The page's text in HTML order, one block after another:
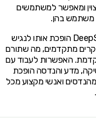
ומאפשר למשתמשים
משתמש בהן.
הגישה הפתוחה והחינמית של DeepSeek הופכת אותו לנגיש
מתקדמים, מה שתורם
האפשרות לעבוד עם
מדע והנדסה הופכת
ואנשי מקצוע מכל